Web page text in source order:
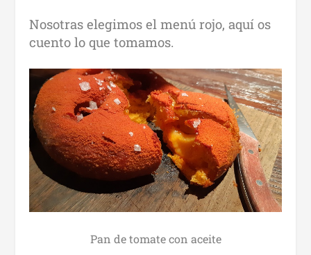
Nosotras elegimos el menú rojo, aquí os
cuento lo que tomamos.
Pan de tomate con aceite